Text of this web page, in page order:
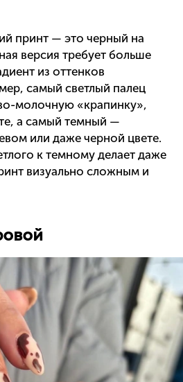
принт — это черный на
версия требует больше
из оттенков
самый светлый палец
молочную «крапинку»,
а самый темный —
или даже черной цвете.
к темному делает даже
визуально сложным и